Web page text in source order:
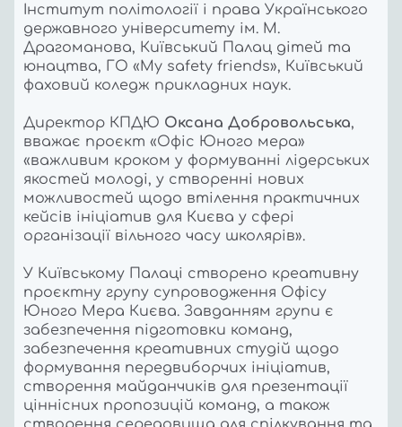
Інститут політології і права Українського
державного університету ім. М.
Драгоманова, Київський Палац дітей та
юнацтва, ГО «My safety friends», Київський
фаховий коледж прикладних наук.
Директор КПДЮ Оксана Добровольська,
вважає проєкт «Офіс Юного мера»
«важливим кроком у формуванні лідерських
якостей молоді, у створенні нових
можливостей щодо втілення практичних
кейсів ініціатив для Києва у сфері
організації вільного часу школярів».
У Київському Палаці створено креативну
проєктну групу супроводження Офісу
Юного Мера Києва. Завданням групи є
забезпечення підготовки команд,
забезпечення креативних студій щодо
формування передвиборчих ініціатив,
створення майданчиків для презентації
ціннісних пропозицій команд, а також